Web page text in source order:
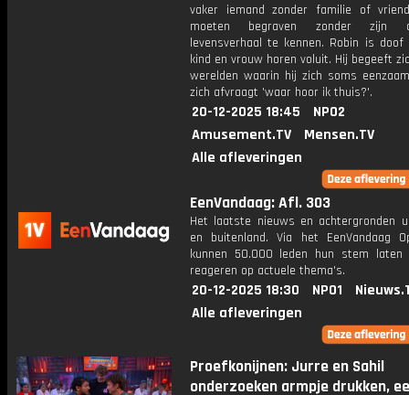
vaker iemand zonder familie of
moeten begraven zonder zijn
levensverhaal te kennen. Robin is doof
kind en vrouw horen voluit. Hij begeeft
werelden waarin hij zich soms
zich afvraagt 'waar hoor ik thuis?'.
20-12-2025 18:45
NPO2
Amusement.TV
Mensen.TV
Alle afleveringen
EenVandaag: Afl. 303
Het laatste nieuws en achtergronden
en buitenland. Via het EenVandaag
kunnen 50.000 leden hun stem laten
reageren op actuele thema's.
20-12-2025 18:30 NPO1
Alle afleveringen
Proefkonijnen: Jurre en Sahil
onderzoeken armpje drukken,